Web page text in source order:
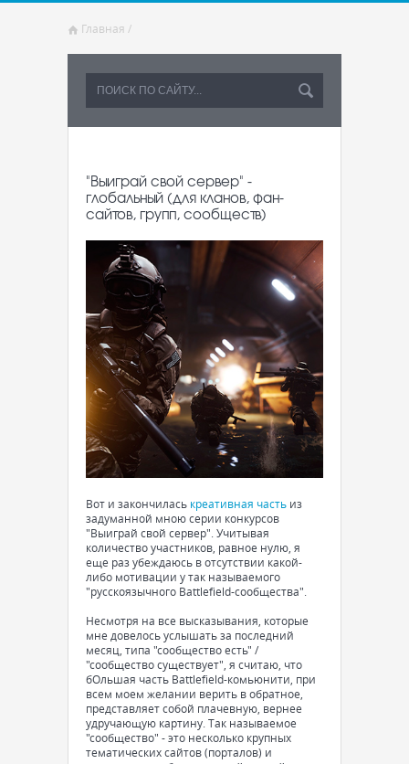
Главная /
"Выиграй свой сервер" -
глобальный (для кланов, фан-
сайтов, групп, сообществ)
Вот и закончилась креативная часть из
задуманной мною серии конкурсов
"Выиграй свой сервер". Учитывая
количество участников, равное нулю, я
еще раз убеждаюсь в отсутствии какой-
либо мотивации у так называемого
"русскоязычного Battlefield-сообщества".
Несмотря на все высказывания, которые
мне довелось услышать за последний
месяц, типа "сообщество есть" /
"сообщество существует", я считаю, что
бОльшая часть Battlefield-комьюнити, при
всем моем желании верить в обратное,
представляет собой плачевную, вернее
удручающую картину. Так называемое
"сообщество" - это несколько крупных
тематических сайтов (порталов) и